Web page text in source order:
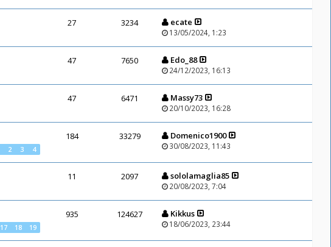
27 3234 ecate
13/05/2024, 1:23
47 7650 Edo_88
24/12/2023, 16:13
47 6471 Massy73
20/10/2023, 16:28
2 3 4
184 33279 Domenico1900
30/08/2023, 11:43
11 2097 sololamaglia85
20/08/2023, 7:04
17 18 19
935 124627 Kikkus
18/06/2023, 23:44